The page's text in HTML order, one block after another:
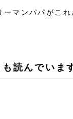
ーマンパパがこ
読んでいま